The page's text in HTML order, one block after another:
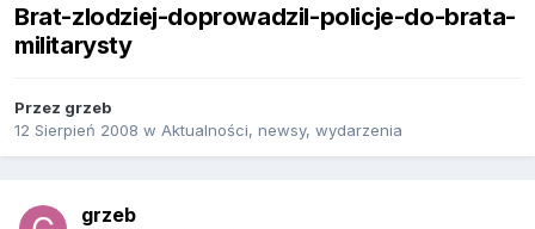
Brat-zlodziej-doprowadzil-policje-do-brata-
militarysty
Przez grzeb
12 Sierpień 2008 w Aktualności, newsy, wydarzenia
grzeb